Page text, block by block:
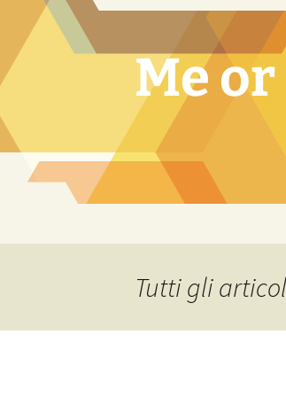
contenuto
Me
Tutti gli